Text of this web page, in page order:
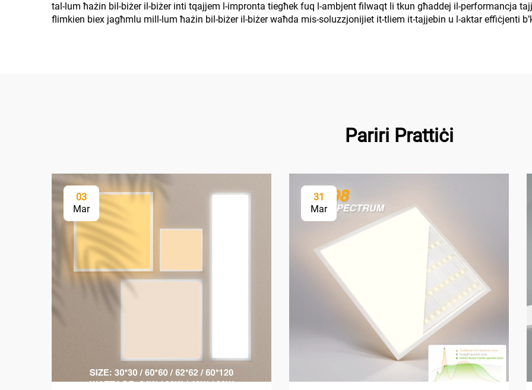
tal-lum ħażin bil-biżer il-biżer inti tqajjem l-impronta tiegħek fuq l-ambjent filwaqt li tkun għaddej il-performancja
flimkien biex jagħmlu mill-lum ħażin bil-biżer il-biżer waħda mis-soluzzjonijiet it-tliem it-tajjebin u l-aktar effiċjenti
Pariri Prattiċi
03
Mar
31
Mar